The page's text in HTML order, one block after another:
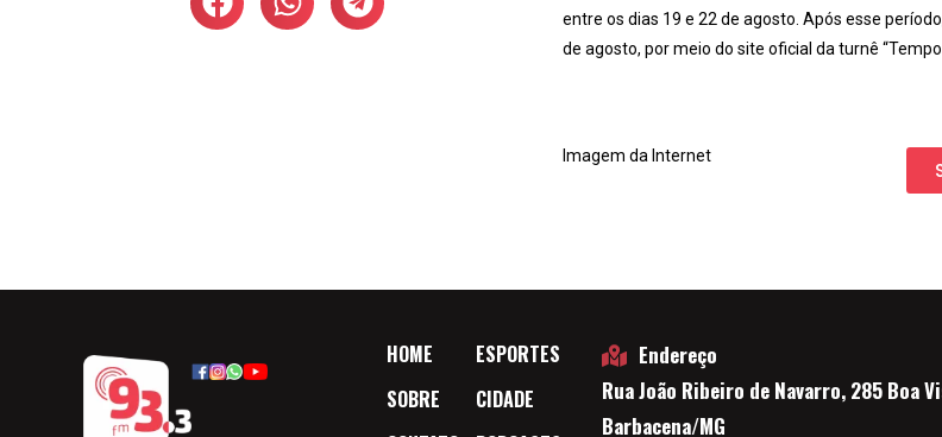
entre os dias 19 e 22 de agosto. Após esse
de agosto, por meio do site oficial da turnê “Tempo
Imagem da Internet
HOME
SOBRE
ESPORTES
CIDADE
Endereço
Rua João Ribeiro de Navarro, 285 Boa
Barbacena/MG